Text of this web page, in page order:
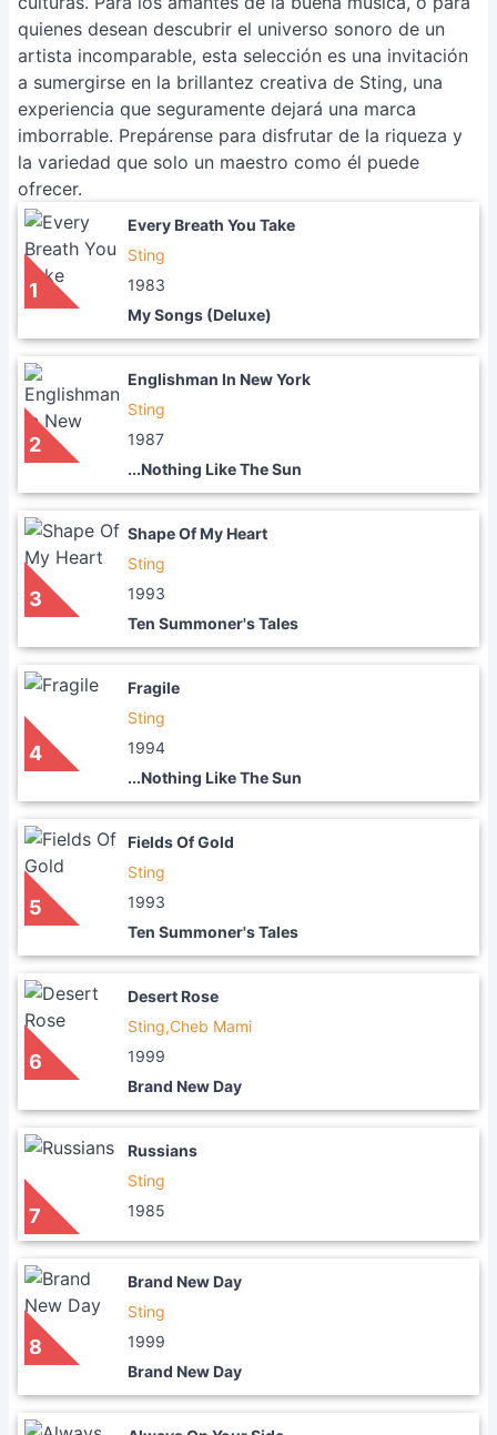
quienes desean descubrir el universo sonoro de un
artista incomparable, esta selección es una invitación
a sumergirse en la brillantez creativa de Sting, una
experiencia que seguramente dejará una marca
imborrable. Prepárense para disfrutar de la riqueza y
la variedad que solo un maestro como él puede
ofrecer.
1
Every Breath You Take
Sting
1983
My Songs (Deluxe)
2
Englishman In New York
Sting
1987
...Nothing Like The Sun
3
Shape Of My Heart
Sting
1993
Ten Summoner's Tales
4
Fragile
Sting
1994
...Nothing Like The Sun
5
Fields Of Gold
Sting
1993
Ten Summoner's Tales
6
Desert Rose
Sting,Cheb Mami
1999
Brand New Day
7
Russians
Sting
1985
8
Brand New Day
Sting
1999
Brand New Day